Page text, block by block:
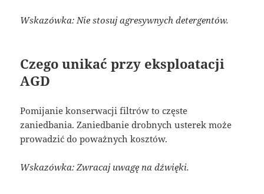
Wskazówka: Nie stosuj agresywnych detergentów.
Czego unikać przy eksploatacji
AGD
Pomijanie konserwacji filtrów to częste
zaniedbania. Zaniedbanie drobnych usterek może
prowadzić do poważnych kosztów.
Wskazówka: Zwracaj uwagę na dźwięki.